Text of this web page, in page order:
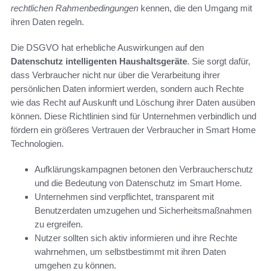
rechtlichen Rahmenbedingungen kennen, die den Umgang mit
ihren Daten regeln.
Die DSGVO hat erhebliche Auswirkungen auf den
Datenschutz intelligenten Haushaltsgeräte. Sie sorgt dafür,
dass Verbraucher nicht nur über die Verarbeitung ihrer
persönlichen Daten informiert werden, sondern auch Rechte
wie das Recht auf Auskunft und Löschung ihrer Daten ausüben
können. Diese Richtlinien sind für Unternehmen verbindlich und
fördern ein größeres Vertrauen der Verbraucher in Smart Home
Technologien.
Aufklärungskampagnen betonen den Verbraucherschutz
und die Bedeutung von Datenschutz im Smart Home.
Unternehmen sind verpflichtet, transparent mit
Benutzerdaten umzugehen und Sicherheitsmaßnahmen
zu ergreifen.
Nutzer sollten sich aktiv informieren und ihre Rechte
wahrnehmen, um selbstbestimmt mit ihren Daten
umgehen zu können.